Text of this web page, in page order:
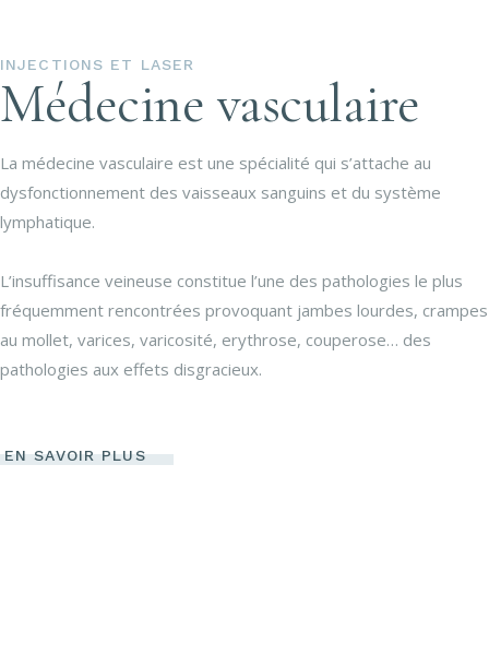
INJECTIONS ET LASER
Médecine vasculaire
La médecine vasculaire est une spécialité qui s’attache au
dysfonctionnement des vaisseaux sanguins et du système
lymphatique.
L’insuffisance veineuse constitue l’une des pathologies le plus
fréquemment rencontrées provoquant jambes lourdes, crampes
au mollet, varices, varicosité, erythrose, couperose… des
pathologies aux effets disgracieux.
EN SAVOIR PLUS